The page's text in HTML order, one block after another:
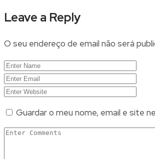
Leave a Reply
O seu endereço de email não será
Guardar o meu nome, email e site